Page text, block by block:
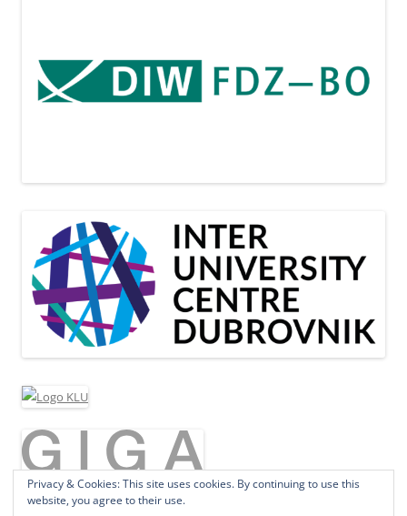
Privacy & Cookies: This site uses cookies. By continuing to use this
website, you agree to their use.